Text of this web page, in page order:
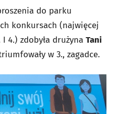
do parku
konkursach (najwięcej
4.) zdobyła drużyna Tani
w 3., zagadce.